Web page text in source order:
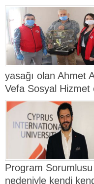
yasağı olan Ahmet
Vefa Sosyal Hizmet
Program
nedeniyle kendi